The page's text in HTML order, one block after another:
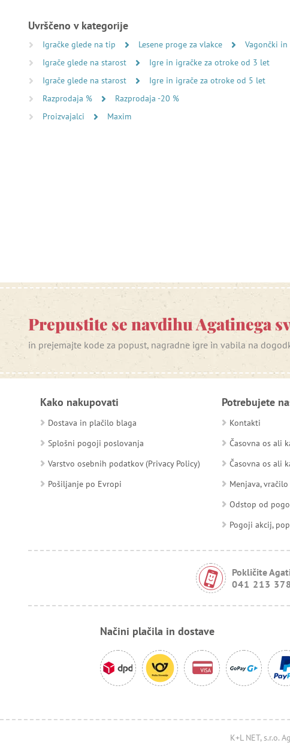
Uvrščeno v kategorije
Igračke glede na tip Lesene proge za vlakce
Vagončki
Igrače glede na starost
Igre in igračke za otroke od 3 let
Igrače glede na starost
Igre in igrače za otroke od 5 let
Razprodaja %
Razprodaja -20 %
Proizvajalci
Maxim
Prepustite se navdihu Agatinega
in prejemajte kode za popust, nagradne igre in vabila na
Kako nakupovati
Dostava in plačilo blaga
Splošni pogoji poslovanja
Varstvo osebnih podatkov (Privacy Policy)
Pošiljanje po Evropi
Potrebujete
Kontakti
Časovna os ali
Časovna os ali
Menjava,
Odstop od
Pogoji akcij,
Pokličite
041 213 378
Načini plačila in dostave
K+L NET, s.r.o.